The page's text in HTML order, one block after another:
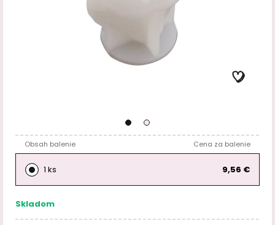
Obsah balenie Cena za balenie
1 ks 9,56 €
Skladom